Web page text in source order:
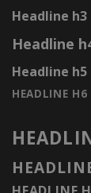
Headline h3
Headline
Headline h5
HEADLINE H6